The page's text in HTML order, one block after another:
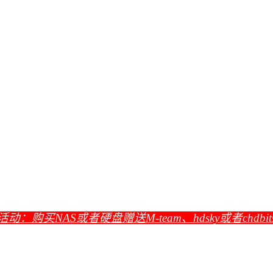
动：购买NAS或者硬盘赠送M-team、hdsky或者